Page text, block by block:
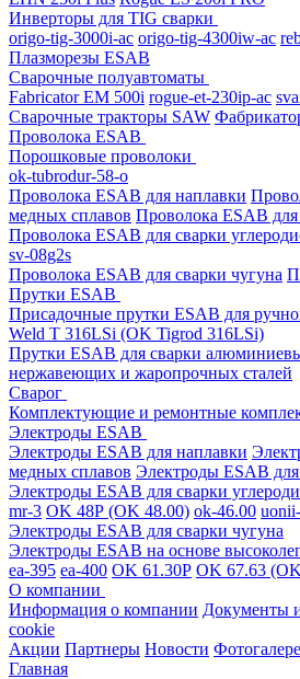
Инверторы для TIG сварки
origo-tig-3000i-ac origo-tig-4300iw-ac
Плазморезы ESAB
Сварочные полуавтоматы
Fabricator EM 500i rogue-et-230ip-ac
Сварочные тракторы SAW
Проволока ESAB
Порошковые проволоки
ok-tubrodur-58-o
Проволока ESAB для наплавки
медных сплавов Проволока ESAB для
Проволока ESAB для сварки
sv-08g2s
Проволока ESAB для сварки чугуна
Прутки ESAB
Присадочные прутки ESAB для
Weld T 316LSi (OK Tigrod 316LSi)
Прутки ESAB для сварки
нержавеющих и жаропрочных сталей
Сварог
Комплектующие и ремонтные
Электроды ESAB
Электроды ESAB для наплавки
медных сплавов Электроды ESAB для
Электроды ESAB для сварки
mr-3 OK 48Р (OK 48.00) ok-46.00
Электроды ESAB для сварки чугуна
Электроды ESAB на основе
ea-395 ea-400 OK 61.30Р OK 67.63
О компании
Информация о компании Документы
cookie
Акции Партнеры Новости
Главная